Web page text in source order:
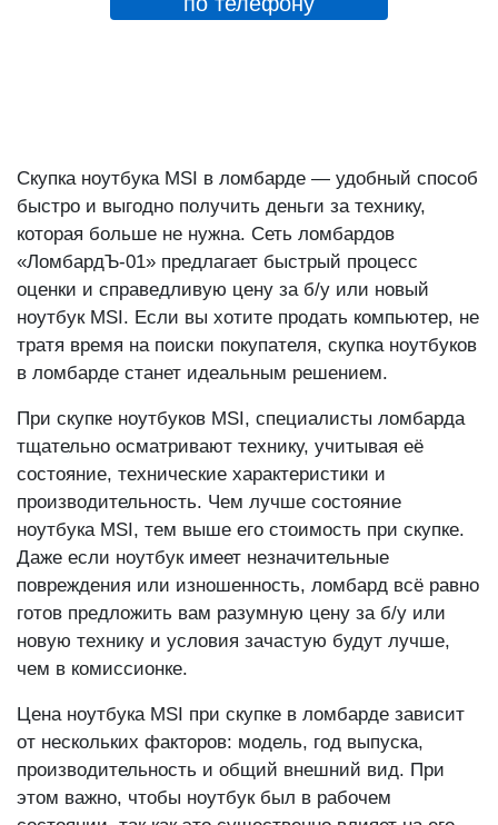
которая больше не нужна. Сеть ломбардов
«ЛомбардЪ-01» предлагает быстрый процесс
оценки и справедливую цену за б/у или новый
ноутбук MSI. Если вы хотите продать компьютер, не
тратя время на поиски покупателя, скупка ноутбуков
в ломбарде станет идеальным решением.
При скупке ноутбуков MSI, специалисты ломбарда
состояние, технические характеристики и
производительность. Чем лучше состояние
ноутбука MSI, тем выше его стоимость при скупке.
Даже если ноутбук имеет незначительные
повреждения или изношенность, ломбард всё равно
готов предложить вам разумную цену за б/у или
новую технику и условия зачастую будут лучше,
чем в комиссионке.
Цена ноутбука MSI при скупке в ломбарде зависит
производительность и общий внешний вид. При
этом важно, чтобы ноутбук был в рабочем
состоянии, так как это существенно влияет на его
оценочную стоимость при скупке. Если у вас есть